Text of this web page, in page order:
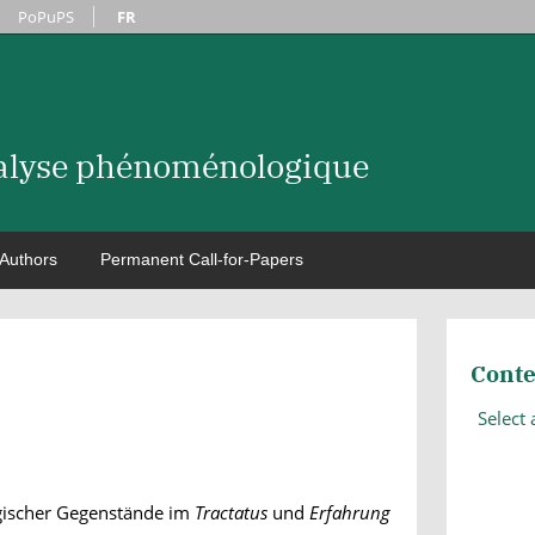
PoPuPS FR
phénoménologique
Authors Permanent Call-for-Papers
Gegenstände im Tractatus und Erfahrung
Select